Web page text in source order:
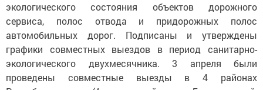
экологического состояния объектов дорожного
сервиса, полос отвода и придорожных полос
автомобильных дорог. Подписаны и утверждены
графики совместных выездов в период санитарно-
экологического двухмесячника. 3 апреля были
проведены совместные выезды в 4 районах